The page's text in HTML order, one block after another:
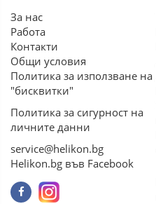
За нас
Работа
Контакти
Общи условия
Политика за използване на
"бисквитки"
Политика за сигурност на
личните данни
service@helikon.bg
Helikon.bg във Facebook